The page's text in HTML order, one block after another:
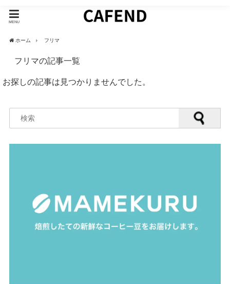
MENU
ホーム フリマ
フリマの記事一覧
お探しの記事は見つかりませんでした。